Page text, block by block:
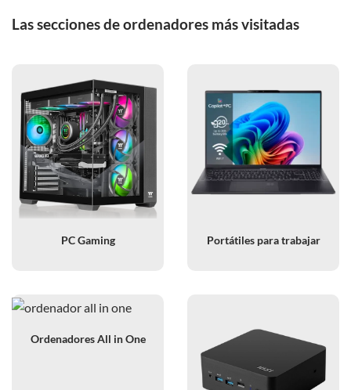
Las secciones de ordenadores más visitadas
PC Gaming Portátiles para trabajar
Ordenadores All in One